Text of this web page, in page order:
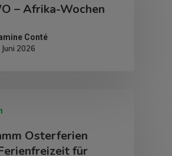
– Afrika-Wochen
Conté
Juni 2026
Osterferien
für